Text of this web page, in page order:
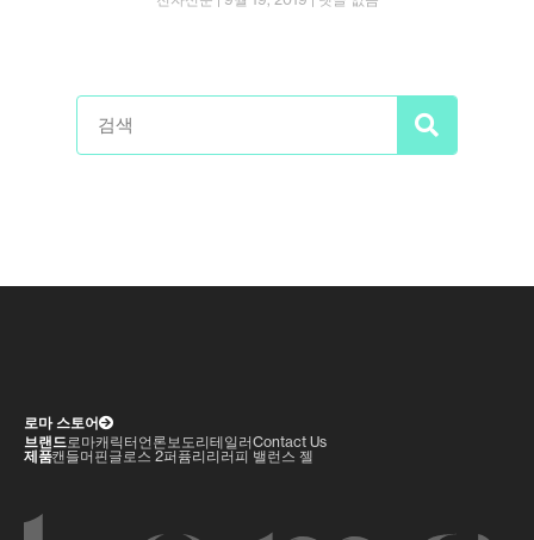
브랜드 로마캐릭터 언론보도 리테일러Contact Us
제품캔들머핀글로스 2퍼퓸리리러피 밸런스 젤
로마 스토어